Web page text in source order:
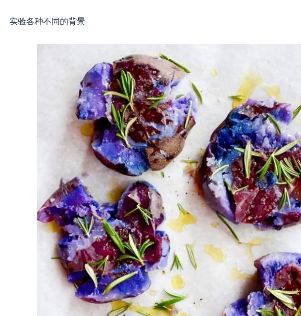
实验各种不同的背景